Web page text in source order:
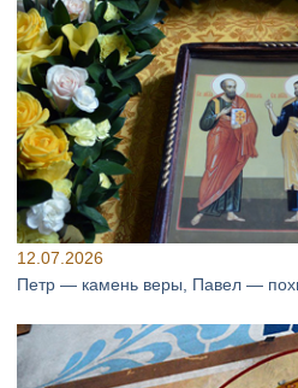
12.07.2026
Петр — камень веры, Павел —